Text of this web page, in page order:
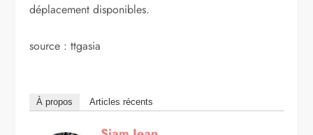
déplacement disponibles.
source : ttgasia
À propos Articles récents